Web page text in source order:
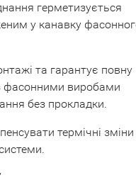
герметизується
у канавку
та гарантує повну
фасонними виробами
без прокладки.
термічні зміни